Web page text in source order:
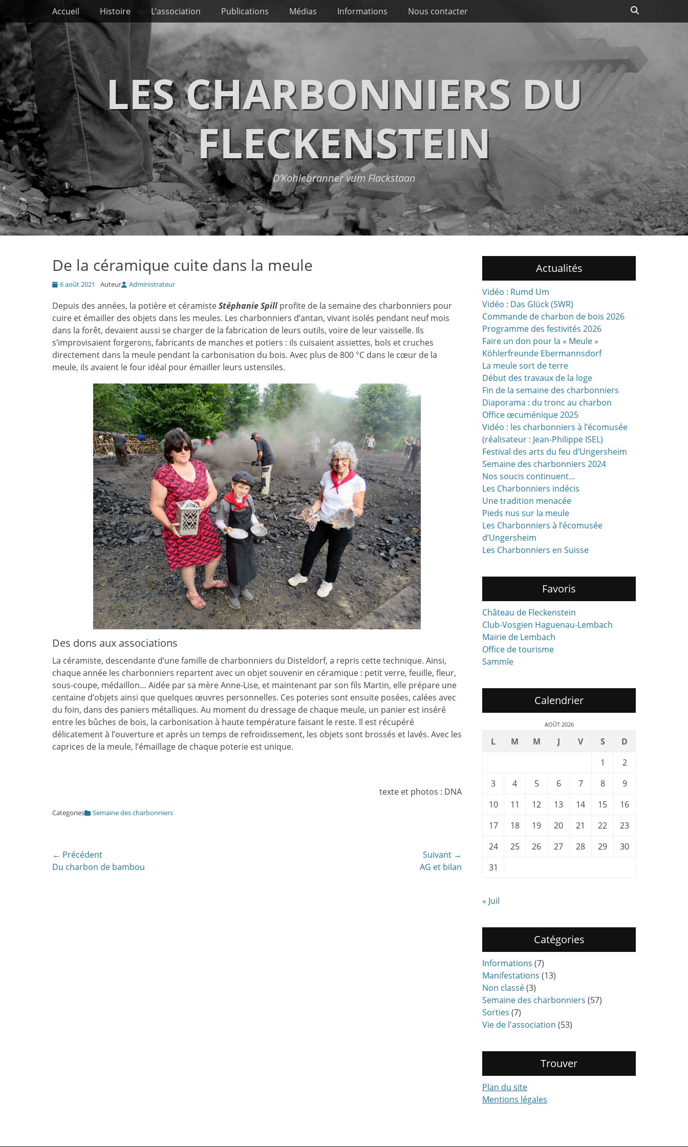
Passer
contenu
Premier menu
Accueil Histoire L’association Publications Médias Informations Nous contacter
LES CHARBONNIERS DU
FLECKENSTEIN
D’Kohlebranner vum Flackstaan
De la céramique cuite dans la meule
Posté6 août 2021 Auteur Administrateur
Depuis des années, la potière et céramisteStéphanie Spill profite de la semaine des charbonniers pour
cuire et émailler des objets dans les meules. Les charbonniers d’antan, vivant isolés pendant neuf mois
dans la forêt, devaient aussi se charger de la fabrication de leurs outils, voire de leur vaisselle. Ils
s’improvisaient forgerons, fabricants de manches et potiers : ils cuisaient assiettes, bols et cruches
directement dans la meule pendant la carbonisation du bois. Avec plus de 800 °C dans le cœur de la
meule, ils avaient le four idéal pour émailler leurs ustensiles.
Des dons aux associations
La céramiste, descendante d’une famille de charbonniers du Disteldorf, a repris cette technique. Ainsi,
chaque année les charbonniers repartent avec un objet souvenir en céramique : petit verre, feuille, fleur,
sous-coupe, médaillon… Aidée par sa mère Anne-Lise, et maintenant par son fils Martin, elle prépare une
centaine d’objets ainsi que quelques œuvres personnelles. Ces poteries sont ensuite posées, calées avec
du foin, dans des paniers métalliques. Au moment du dressage de chaque meule, un panier est inséré
entre les bûches de bois, la carbonisation à haute température faisant le reste. Il est récupéré
délicatement à l’ouverture et après un temps de refroidissement, les objets sont brossés et lavés. Avec les
caprices de la meule, l’émaillage de chaque poterie est unique.
texte et photos : DNA
Categories Semaine des charbonniers
Navigation
de
← Précédent
Article
Du charbon de bambou
Suivant →
AG et bilan
Actualités
Vidéo : Rumd Um
Vidéo : Das Glück (SWR)
Commande de charbon de bois 2026
Programme des festivités 2026
Faire un don pour la « Meule »
Köhlerfreunde Ebermannsdorf
La meule sort de terre
Début des travaux de la loge
Fin de la semaine des charbonniers
Diaporama : du tronc au charbon
Office œcuménique 2025
Vidéo : les charbonniers à l’écomusée
(réalisateur : Jean-Philippe ISEL)
Festival des arts du feu d’Ungersheim
Semaine des charbonniers 2024
Nos soucis continuent…
Les Charbonniers indécis
Une tradition menacée
Pieds nus sur la meule
Les Charbonniers à l’écomusée
d’Ungersheim
Les Charbonniers en Suisse
Favoris
Château de Fleckenstein
Club-Vosgien Haguenau-Lembach
Mairie de Lembach
Office de tourisme
Sammle
Calendrier
AOÛT 2026
L M M J V S
D
1
2
3
4 5 6 7 8
9
10
11 12 13 14 15
16
17
18 19 20 21 22
23
24
25 26 27 28 29
30
31
« Juil
Catégories
Informations (7)
Manifestations (13)
Non classé(3)
Semaine des charbonniers (57)
Sorties (7)
Vie de l'association (53)
Trouver
Plan du site
Mentions légales